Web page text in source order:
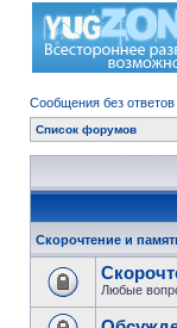
Сообщения без ответов
Список форумов
Скорочтение и
Любые